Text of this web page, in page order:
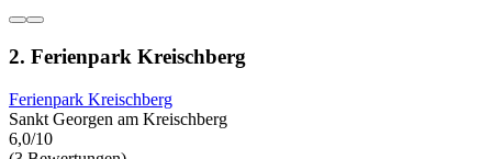
2. Ferienpark Kreischberg
Ferienpark Kreischberg
Sankt Georgen am Kreischberg
6,0/10